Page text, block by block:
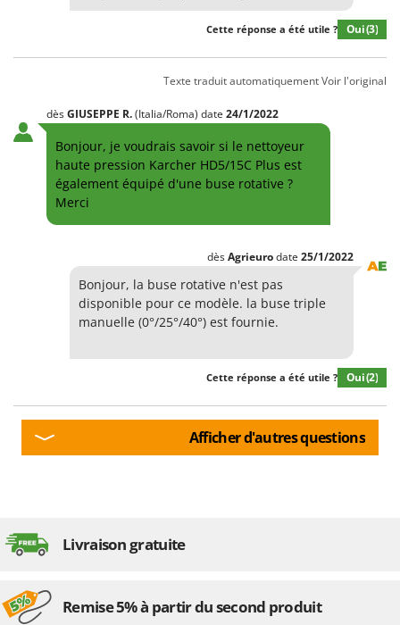
Cette réponse a été utile ? Oui(3)
Texte traduit automatiquementVoir l'original
dèsGIUSEPPE R.(Italia/Roma) date 24/1/2022
Bonjour, je voudrais savoir si le nettoyeur
haute pression Karcher HD5/15C Plus est
également équipé d'une buse rotative ?
Merci
dèsAgrieurodate 25/1/2022
Bonjour, la buse rotative n'est pas
disponible pour ce modèle. la buse triple
manuelle (0°/25°/40°) est fournie.
Cette réponse a été utile ? Oui(2)
Afficher d'autres questions
Livraison gratuite
Remise 5% à partir du second produit